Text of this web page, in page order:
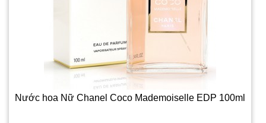
Nước hoa Nữ Chanel Coco Mademoiselle EDP 100ml